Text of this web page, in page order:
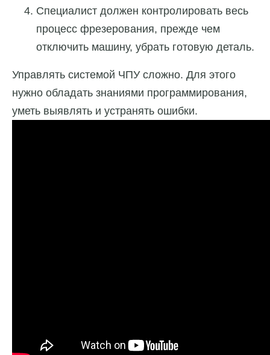
Специалист должен контролировать весь
процесс фрезерования, прежде чем
отключить машину, убрать готовую деталь.
Управлять системой ЧПУ сложно. Для этого
нужно обладать знаниями программирования,
уметь выявлять и устранять ошибки.